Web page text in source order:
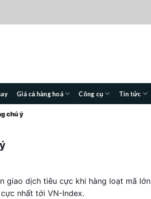
Giá cả hàng hoá Công cụ Tin tức
chú ý
giao dịch tiêu cực khi hàng loạt mã lớn
nhất tới VN-Index.